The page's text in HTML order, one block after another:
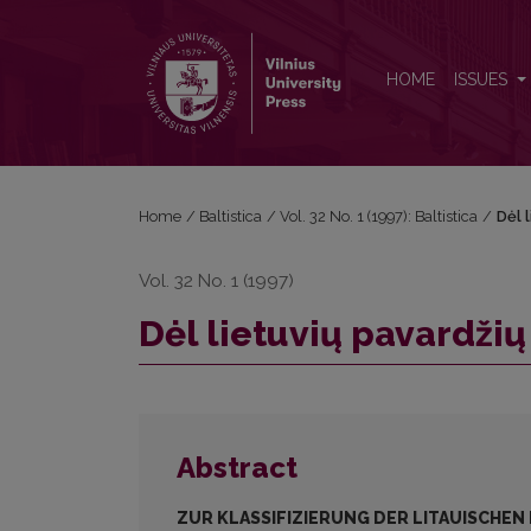
HOME ISSUES
Home / Baltistica / Vol. 32 No. 1 (1997): Baltistica / Dėl
Vol. 32 No. 1 (1997)
Dėl lietuvių
Abstract
ZUR KLASSIFIZIERUNG DER